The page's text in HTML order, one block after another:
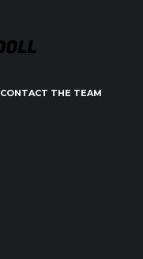
CONTACT THE TEAM